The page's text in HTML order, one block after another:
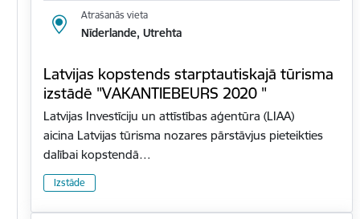
Atrašanās vieta
Nīderlande, Utrehta
Latvijas kopstends starptautiskajā tūrisma
izstādē "VAKANTIEBEURS 2020 "
Latvijas Investīciju un attīstības aģentūra (LIAA)
aicina Latvijas tūrisma nozares pārstāvjus pieteikties
dalībai kopstendā…
Izstāde